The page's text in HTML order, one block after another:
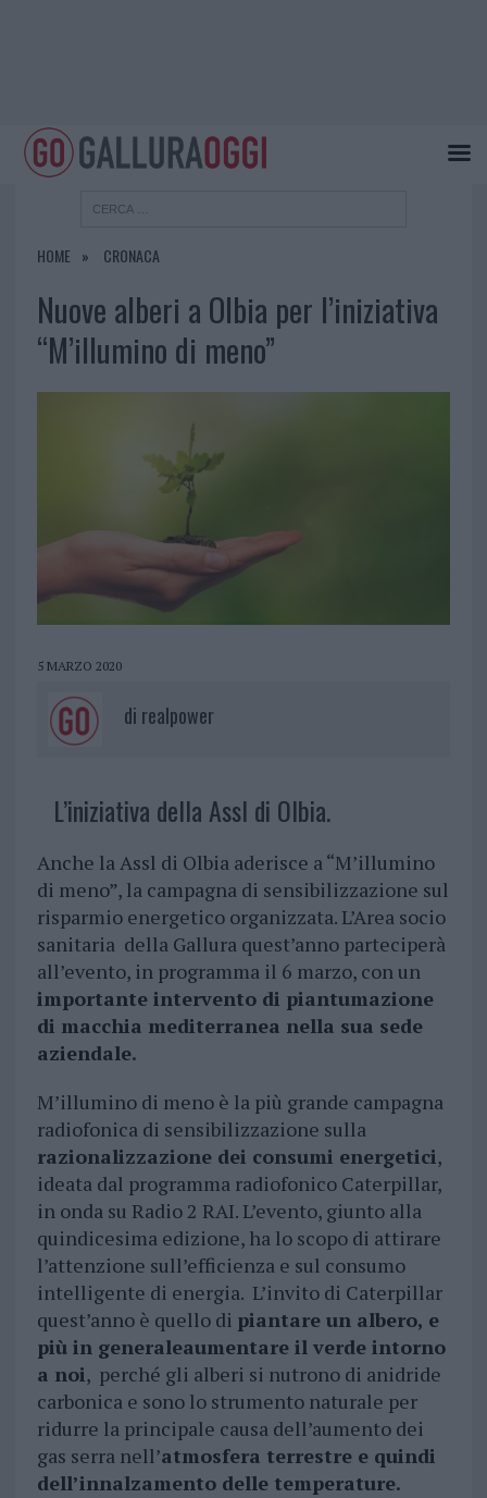
HOME CRONACA
Nuove alberi a Olbia per l’iniziativa
“M’illumino di meno”
5 MARZO 2020
di realpower
L’iniziativa della Assl di Olbia.
Anche la Assl di Olbia aderisce a “M’illumino
di meno”, la campagna di sensibilizzazione sul
risparmio energetico organizzata. L’Area socio
sanitaria della Gallura quest’anno parteciperà
all’evento, in programma il 6 marzo, con un
importante intervento di piantumazione
di macchia mediterranea nella sua sede
aziendale.
M’illumino di meno è la più grande campagna
radiofonica di sensibilizzazione sulla
razionalizzazione dei consumi energetici,
ideata dal programma radiofonico Caterpillar,
in onda su Radio 2 RAI. L’evento, giunto alla
quindicesima edizione, ha lo scopo di attirare
l’attenzione sull’efficienza e sul consumo
intelligente di energia. L’invito di Caterpillar
quest’anno è quello di piantare un albero, e
più in generaleaumentare il verde intorno
a noi, perché gli alberi si nutrono di anidride
carbonica e sono lo strumento naturale per
ridurre la principale causa dell’aumento dei
gas serra nell’atmosfera terrestre e quindi
dell’innalzamento delle temperature.